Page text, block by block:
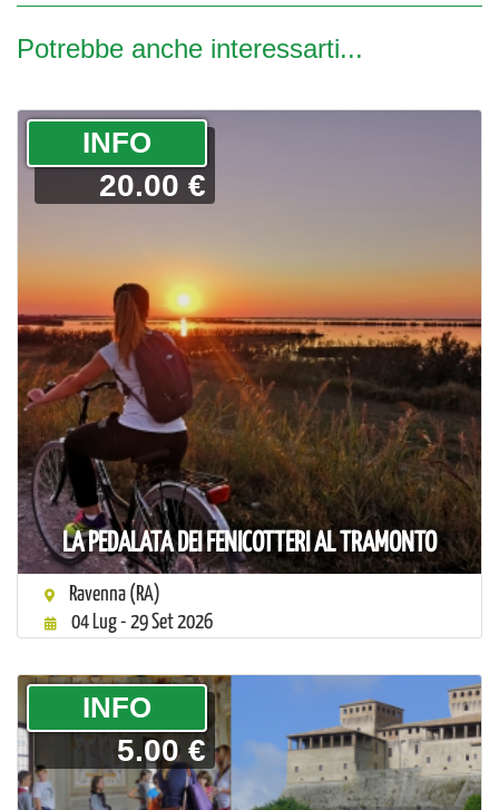
Potrebbe anche interessarti...
LA PEDALATA DEI FENICOTTERI AL TRAMONTO
­INFO
20.00 €
Ravenna (RA)
04 Lug - 29 Set 2026
­INFO
5.00 €